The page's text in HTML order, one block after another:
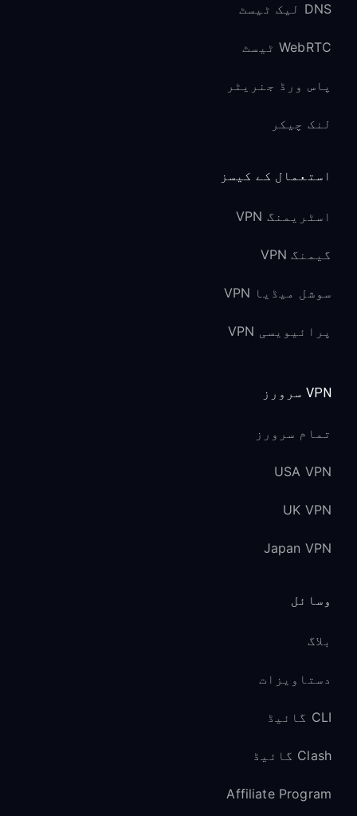
DNS لیک ٹیسٹ
WebRTC ٹیسٹ
پاس ورڈ جنریٹر
لنک چیکر
استعمال کے کیسز
اسٹریمنگ VPN
گیمنگ VPN
سوشل میڈیا VPN
پرائیویسی VPN
VPN سرورز
تمام سرورز
USA VPN
UK VPN
Japan VPN
وسائل
بلاگ
دستاویزات
CLI گائیڈ
Clash گائیڈ
Affiliate Program